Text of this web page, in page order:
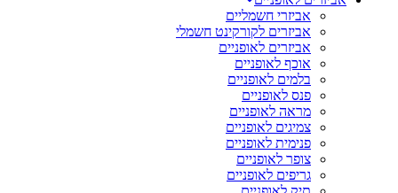
אביזרי חשמליים
אביזרים לקורקינט חשמלי
אביזרים לאופניים
אוכף לאופניים
בלמים לאופניים
פנס לאופניים
מראה לאופניים
צמיגים לאופניים
פנימית לאופניים
צופר לאופניים
גריפים לאופניים